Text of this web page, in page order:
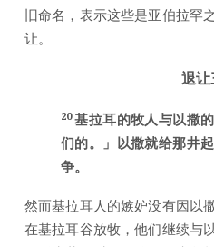
旧命名，表示这些是亚伯拉罕
让。
退让
20基拉耳的牧人与以撒
们的。」以撒就给那井
争。
然而基拉耳人的嫉妒没有因以
在基拉耳谷放牧，他们继续与